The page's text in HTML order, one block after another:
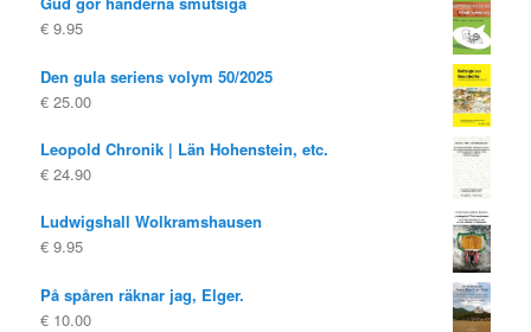
€ 9.95
Den gula seriens volym 50/2025
€ 25.00
Leopold Chronik | Län Hohenstein, etc.
€ 24.90
Ludwigshall Wolkramshausen
€ 9.95
På spåren räknar jag, Elger.
€ 10.00